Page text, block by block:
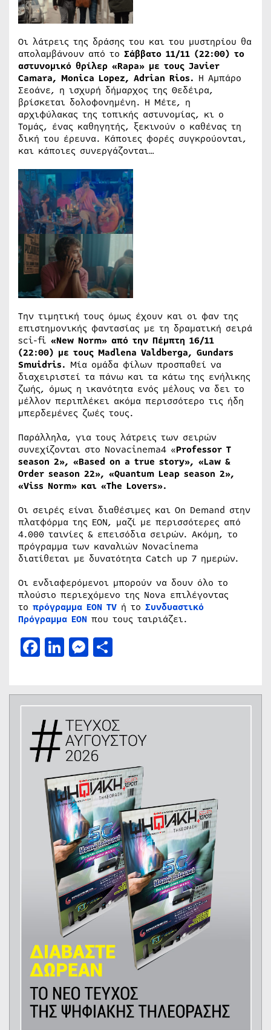
Οι λάτρεις της δράσης του και του μυστηρίου θα
απολαμβάνουν από το Σάββατο 11/11 (22:00) το
αστυνομικό θρίλερ «Rapa» με τους Javier
Camara, Monica Lopez, Adrian Rios. Η Αμπάρο
Σεοάνε, η ισχυρή δήμαρχος της Θεδέιρα,
βρίσκεται δολοφονημένη. Η Μέτε, η
αρχιφύλακας της τοπικής αστυνομίας, κι ο
Τομάς, ένας καθηγητής, ξεκινούν ο καθένας τη
δική του έρευνα. Κάποιες φορές συγκρούονται,
και κάποιες συνεργάζονται…
Την τιμητική τους όμως έχουν και οι φαν της
επιστημονικής φαντασίας με τη δραματική σειρά
sci-fi «New Norm» από την Πέμπτη 16/11
(22:00) με τους Madlena Valdberga, Gundars
Smuidris. Μία ομάδα φίλων προσπαθεί να
διαχειριστεί τα πάνω και τα κάτω της ενήλικης
ζωής, όμως η ικανότητα ενός μέλους να δει το
μέλλον περιπλέκει ακόμα περισσότερο τις ήδη
μπερδεμένες ζωές τους.
Παράλληλα, για τους λάτρεις των σειρών
συνεχίζονται στο Novacinema4 «Professor T
season 2», «Based on a true story», «Law &
Order season 22», «Quantum Leap season 2»,
«Viss Norm» και «The Lovers».
Οι σειρές είναι διαθέσιμες και On Demand στην
πλατφόρμα της ΕΟΝ, μαζί με περισσότερες από
4.000 ταινίες & επεισόδια σειρών. Ακόμη, το
πρόγραμμα των καναλιών Novacinema
διατίθεται με δυνατότητα Catch up 7 ημερών.
Οι ενδιαφερόμενοι μπορούν να δουν όλο το
πλούσιο περιεχόμενο της Nova επιλέγοντας
το πρόγραμμα ΕΟΝ ΤV ή το Συνδυαστικό
Πρόγραμμα ΕΟΝ που τους ταιριάζει.
Facebook
LinkedIn
Messenger